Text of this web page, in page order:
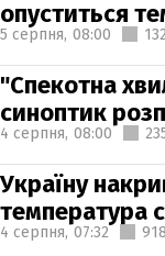
опуститься
5 серпня, 08:00
"Спекотна
синоптик
4 серпня, 08:00
Україну
температура
4 серпня, 07:32 918